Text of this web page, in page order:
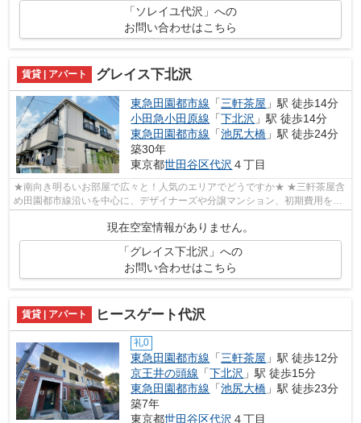
「ソレイユ代沢」への
お問い合わせはこちら
賃貸 | アパート グレイス下北沢
東急田園都市線 「三軒茶屋 」駅 徒歩14分
小田急小田原線 「下北沢 」駅 徒歩14分
東急田園都市線 「池尻大橋 」駅 徒歩24分
築30年
東京都世田谷区代沢 ４丁目
★南向き明るいお部屋で広々と！人気のエリアでどうですか★ ★三軒茶屋含
め田園都市線沿いを中心に、デザイナーズや分譲マンション、初期費用を抑
現在空室情報がありません。
「グレイス下北沢」への
お問い合わせはこちら
賃貸 | アパート ヒースゲート代沢
礼0
東急田園都市線 「三軒茶屋 」駅 徒歩12分
京王井の頭線 「下北沢 」駅 徒歩15分
東急田園都市線 「池尻大橋 」駅 徒歩23分
築7年
東京都世田谷区代沢 ４丁目